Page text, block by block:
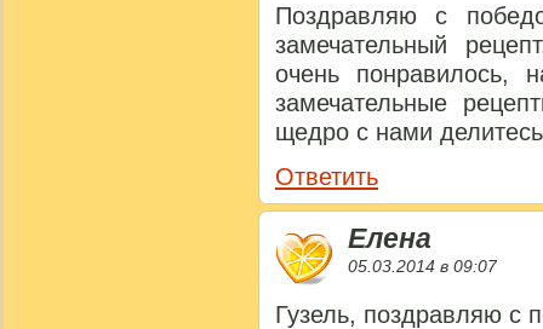
Поздравляю с
замечательный
очень
замечательные
щедро с нами
Ответить
Елена
05.03.2014 в 09:07
Гузель, поздравляю с